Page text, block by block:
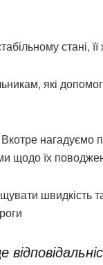
стані,
які
нагадуємо
щодо їх
швидкість